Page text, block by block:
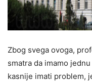
Zbog svega ovoga,
smatra da imamo
kasnije imati problem,